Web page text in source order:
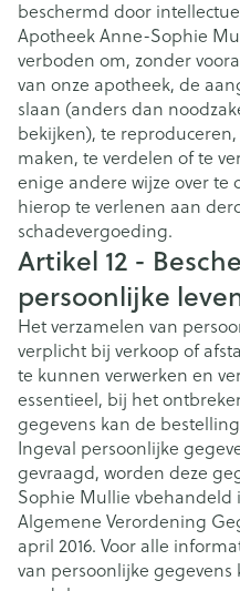
beschermd door
Apotheek Anne-Sophie
verboden om, zonder
van onze apotheek, de
slaan (anders dan
bekijken), te
maken, te verdelen of te
enige andere wijze over te
hierop te verlenen aan
schadevergoeding.
Artikel 12 -
persoonlijke
Het verzamelen van
verplicht bij verkoop of
te kunnen verwerken en
essentieel, bij het
gegevens kan de
Ingeval persoonlijke
gevraagd, worden deze
Sophie Mullie
Algemene Verordening
april 2016. Voor alle
van persoonlijke